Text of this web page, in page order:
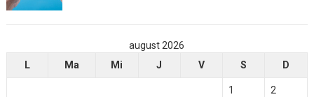
august 2026
L
Ma Mi J V S D
1 2